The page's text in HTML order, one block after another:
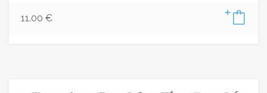
11.00 €